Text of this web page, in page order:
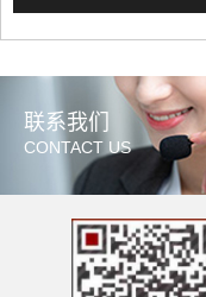
联系我们
CONTACT US